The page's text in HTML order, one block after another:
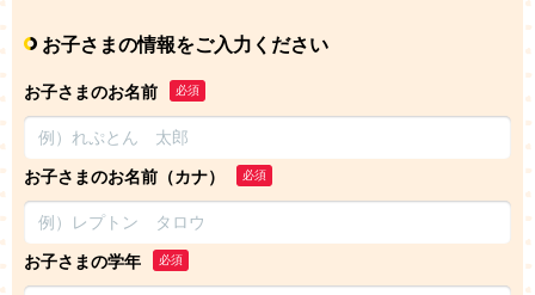
お子さまの情報をご入力ください
お子さまのお名前 必須
お子さまのお名前（カナ） 必須
お子さまの学年 必須